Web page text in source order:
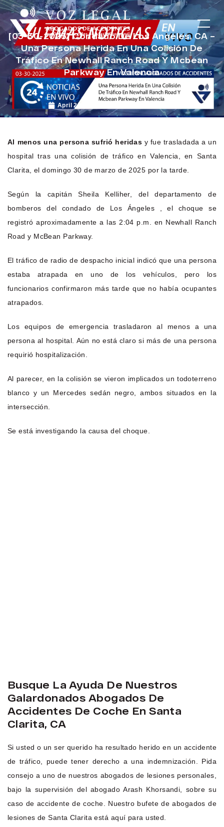
[03-30-2025] Condado De Los Ángeles, CA –
Una Persona Herida En Una Colisión De
Tráfico En Newhall Ranch Road Y Mcbean
Parkway En Valencia
April 2, 2025
Al menos una persona sufrió heridas y fue trasladada a un
hospital tras una colisión de tráfico en Valencia, en Santa
Clarita, el domingo 30 de marzo de 2025 por la tarde.
Según la capitán Sheila Kelliher, del departamento de
bomberos del condado de Los Ángeles , el choque se
registró aproximadamente a las 2:04 p.m. en Newhall Ranch
Road y McBean Parkway.
El tráfico de radio de despacho inicial indicó que una persona
estaba atrapada en uno de los vehículos, pero los
funcionarios confirmaron más tarde que no había ocupantes
atrapados.
Los equipos de emergencia trasladaron al menos a una
persona al hospital. Aún no está claro si más de una persona
requirió hospitalización.
Al parecer, en la colisión se vieron implicados un todoterreno
blanco y un Mercedes sedán negro, ambos situados en la
intersección.
Se está investigando la causa del choque.
Busque La Ayuda De Nuestros
Galardonados Abogados De
Accidentes De Coche En Santa
Clarita, CA
Si usted o un ser querido ha resultado herido en un accidente
de tráfico, puede tener derecho a una indemnización. Pida
consejo a uno de nuestros abogados de lesiones personales,
bajo la supervisión del abogado Arash Khorsandi, sobre su
caso de accidente de coche. Nuestro bufete de abogados de
lesiones de Santa Clarita está aquí para usted.